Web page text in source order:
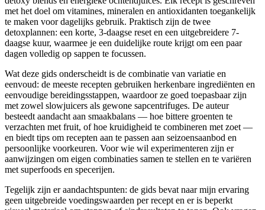
met het doel om vitamines, mineralen en antioxidanten toegankelijk
te maken voor dagelijks gebruik. Praktisch zijn de twee
detoxplannen: een korte, 3-daagse reset en een uitgebreidere 7-
daagse kuur, waarmee je een duidelijke route krijgt om een paar
dagen volledig op sappen te focussen.
Wat deze gids onderscheidt is de combinatie van variatie en
eenvoud: de meeste recepten gebruiken herkenbare ingrediënten en
eenvoudige bereidingsstappen, waardoor ze goed toepasbaar zijn
met zowel slowjuicers als gewone sapcentrifuges. De auteur
besteedt aandacht aan smaakbalans — hoe bittere groenten te
verzachten met fruit, of hoe kruidigheid te combineren met zoet —
en biedt tips om recepten aan te passen aan seizoensaanbod en
persoonlijke voorkeuren. Voor wie wil experimenteren zijn er
aanwijzingen om eigen combinaties samen te stellen en te variëren
met superfoods en specerijen.
Tegelijk zijn er aandachtspunten: de gids bevat naar mijn ervaring
geen uitgebreide voedingswaarden per recept en er is beperkt